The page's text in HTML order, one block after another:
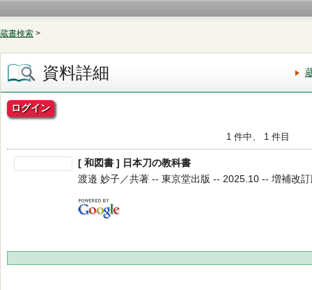
蔵書検索 >
資料詳細
ログイン
1 件中、 1 件目
[ 和図書 ] 日本刀の教科書
渡邉 妙子／共著 -- 東京堂出版 -- 2025.10 -- 増補改